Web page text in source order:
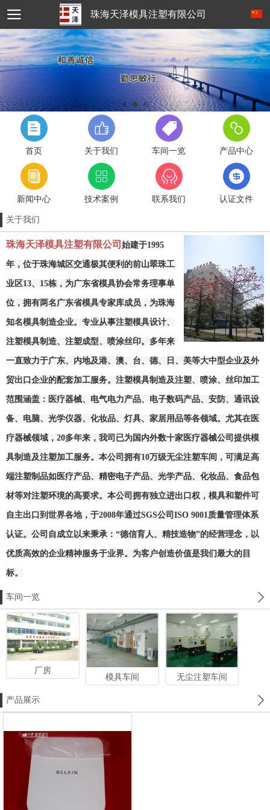
珠海天泽模具注塑有限公司
首页 关于我们 车间一览 产品中心
新闻中心 技术案例 联系我们 认证文件
关于我们
珠海天泽模具注塑有限公司 始建于1995
年，位于珠海城区交通极其便利的前山翠珠工
业区13、15栋，为广东省模具协会常务理事单
位，拥有两名广东省模具专家库成员，为珠海
知名模具制造企业。专业从事注塑模具设计、
注塑模具制造、注塑成型、喷涂丝印。多年来
一直致力于广东、内地及港、澳、台、德、日、美等大中型企业及外
贸出口企业的配套加工服务。注塑模具制造及注塑、喷涂、丝印加工
范围涵盖： 医疗器械、电气电力产品、 电子数码产品、安防、通讯设
备、电脑、光学仪器、化妆品、灯具、家居用品等各领域。 尤其在医
疗器械领域， 20多年来，我司已为国内外数十家医疗器械公司提供模
具制造及注塑加工服务。 本公司拥有10万级无尘注塑车间，可满足高
端注塑制品如医疗产品、精密电子产品、光学产品、化妆品、食品包
材等对注塑环境的高要求。本公司拥有独立进出口权，模具和塑件可
自主出口到世界各地，于2008年通过SGS公司ISO 9001质量管理体系
认证。公司自成立以来秉承：“德信育人、精技造物”的经营理念，以
优质高效的企业精神服务于业界。为客户创造价值是我们最大的目
标。
车间一览
厂房
模具车间 无尘注塑车间
产品展示